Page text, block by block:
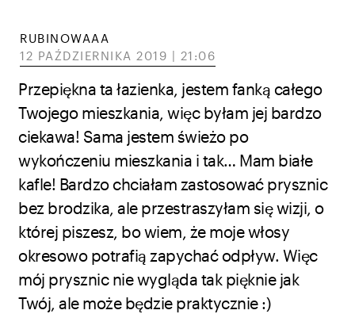
RUBINOWAAA
12 PAŹDZIERNIKA 2019 | 21:06
Przepiękna ta łazienka, jestem fanką całego
Twojego mieszkania, więc byłam jej bardzo
ciekawa! Sama jestem świeżo po
wykończeniu mieszkania i tak… Mam białe
kafle! Bardzo chciałam zastosować prysznic
bez brodzika, ale przestraszyłam się wizji, o
której piszesz, bo wiem, że moje włosy
okresowo potrafią zapychać odpływ. Więc
mój prysznic nie wygląda tak pięknie jak
Twój, ale może będzie praktycznie :)